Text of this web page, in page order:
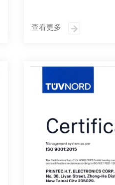
查看更多